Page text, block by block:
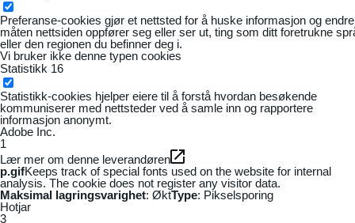
Preferanse-cookies gjør et nettsted for å huske informasjon og
måten nettsiden oppfører seg eller ser ut, ting som ditt foretrukne
eller den regionen du befinner deg i.
Vi bruker ikke denne typen cookies
Statistikk 16
Statistikk-cookies hjelper eiere til å forstå hvordan besøkende
kommuniserer med nettsteder ved å samle inn og rapportere
informasjon anonymt.
Adobe Inc.
1
Lær mer om denne leverandøren
p.gifKeeps track of special fonts used on the website for internal
analysis. The cookie does not register any visitor data.
Maksimal lagringsvarighet: ØktType: Pikselsporing
Hotjar
3